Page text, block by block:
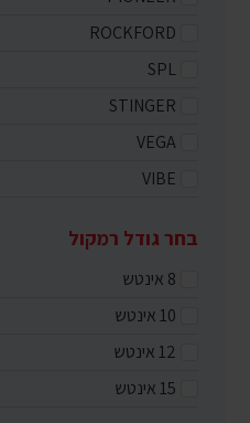
ROCKFORD
SPL
STINGER
VEGA
VIBE
בחר גודל רמקול
8 אינטש
10 אינטש
12 אינטש
15 אינטש